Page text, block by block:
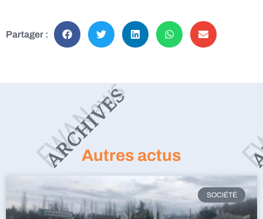
Partager :
Autres actus
SOCIÉTÉ